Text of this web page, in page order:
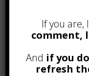
If you are,
comment,
And if you
refresh